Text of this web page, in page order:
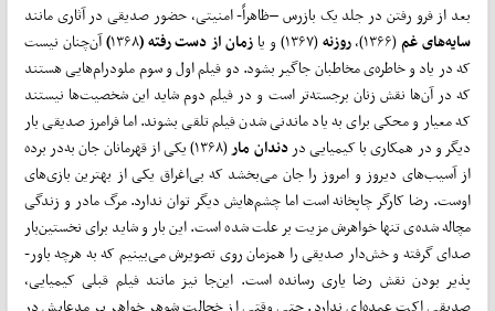
بعد از فرو رفتن در جلد یک بازرس –ظاهراً- امنیتی، حضور صدیقی در آثاری مانند
سایه‌­های غم(۱۳۶۶)، روزنه(۱۳۶۷) و یا زمان از دست رفته (۱۳۶۸)آن­­‌چنان نیست
که در یاد و خاطره‌ی مخاطبان جاگیر بشود. دو فیلم اول و سوم ملودرام‌­هایی هستند
که در آن‌­ها نقش زنان برجسته‌­تر است و در فیلم دوم شاید این شخصیت‌­ها نیستند
که معیار و محکی برای به یاد ماندنی شدن فیلم تلقی بشوند. اما فرامرز صدیقی بار
دیگر و در همکاری با کیمیایی در دندان مار
(۱۳۶۸) یکی از قهرمانان جان به‌در برده
از آسیب­‌های دیروز و امروز را جان می‌­بخشد که بی‌­اغراق یکی از بهترین بازی­‌های
اوست. رضا کارگر چاپخانه است اما چشم­‌هایش دیگر توان ندارد. مرگ مادر و زندگی
مچاله شده‌ی تنها خواهرش مزیت بر علت شده است. این بار و شاید برای نخستین‌بار
صدای گرفته و خش­‌دار صدیقی را همزمان روی تصویرش می­‌بینیم که به هرچه باور­
پذیر بودن نقش رضا یاری رسانده است. این­‌جا نیز مانند فیلم قبلی کیمیایی،